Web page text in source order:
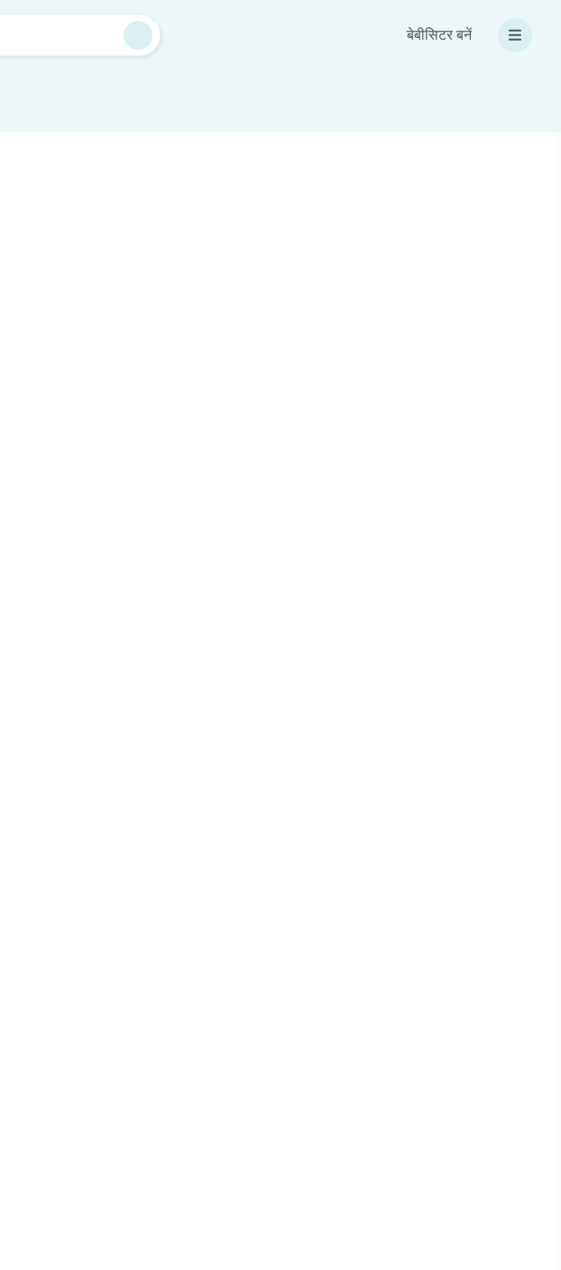
बेबीसिटर बनें